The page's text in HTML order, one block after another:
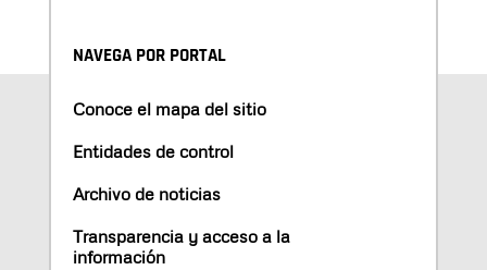
NAVEGA POR PORTAL
Conoce el mapa del sitio
Entidades de control
Archivo de noticias
Transparencia y acceso a la
información